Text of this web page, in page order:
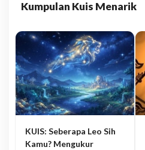
Kumpulan Kuis Menarik
KUIS: Seberapa Leo Sih
Kamu? Mengukur